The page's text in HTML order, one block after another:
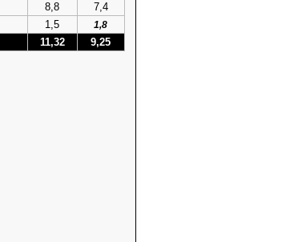
8,8 7,4
1,5 1,8
11,32 9,25